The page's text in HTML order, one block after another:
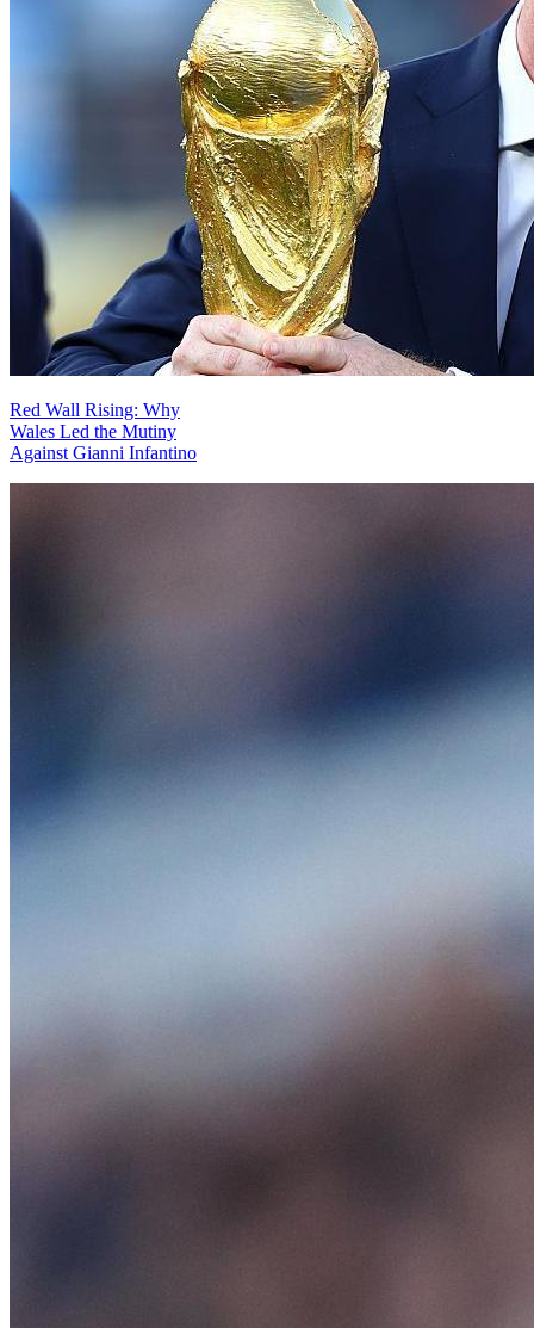
Red Wall Rising: Why
Wales Led the Mutiny
Against Gianni Infantino